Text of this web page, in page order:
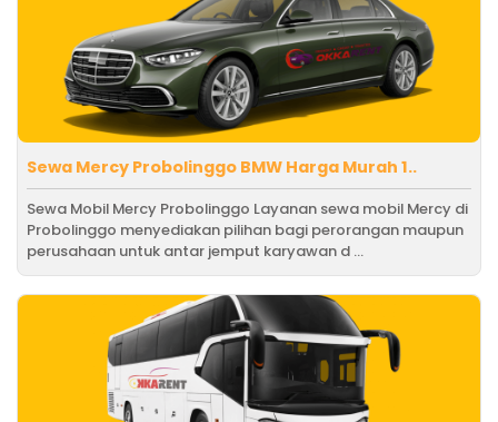
Sewa Mercy Probolinggo BMW Harga Murah 1..
Sewa Mobil Mercy Probolinggo Layanan sewa mobil Mercy di
Probolinggo menyediakan pilihan bagi perorangan maupun
perusahaan untuk antar jemput karyawan d ...